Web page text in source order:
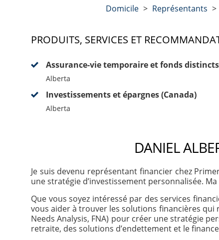
Domicile> Représentants >
PRODUITS, SERVICES ET
Assurance-vie temporaire et fonds
Alberta
Investissements et épargnes (Canada)
Alberta
DANIEL
Je suis devenu représentant financier chez
une stratégie d’investissement personnalisée.
Que vous soyez intéressé par des services
vous aider à trouver les solutions financières qui
Needs Analysis, FNA) pour créer une stratégie
retraite, des solutions d’endettement et le